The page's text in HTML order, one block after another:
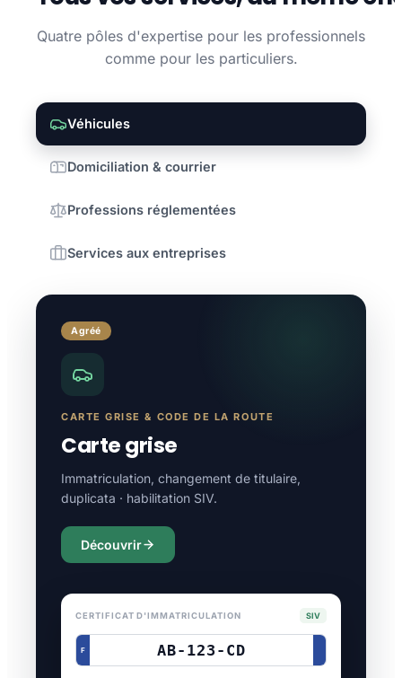
Quatre pôles d'expertise pour les professionnels
comme pour les particuliers.
Véhicules
Domiciliation & courrier
Professions réglementées
Services aux entreprises
Agréé
CARTE GRISE & CODE DE LA ROUTE
Carte grise
Immatriculation, changement de titulaire,
duplicata · habilitation SIV.
Découvrir
CERTIFICAT D'IMMATRICULATION SIV
F AB-123-CD